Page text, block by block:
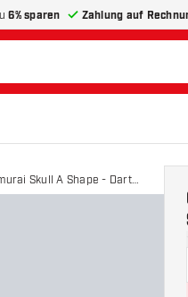
6% sparen Zahlung auf
Skull A Shape - Dart